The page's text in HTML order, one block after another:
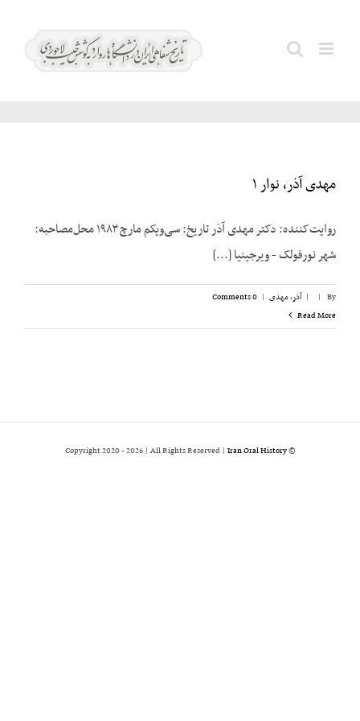
آشتیانی؛
مهدی آذر، نوار ۱
روایت‌کننده: دکتر مهدی آذر تاریخ: سی‌ویکم مارچ ۱۹۸۳ محل‌مصاحبه:
شهر نورفولک - ویرجینیا [...]
By
|
| آذر، مهدی |
0 Comments
Read More
© Copyright 2020 -
2026 | All Rights Reserved | Iran Oral History